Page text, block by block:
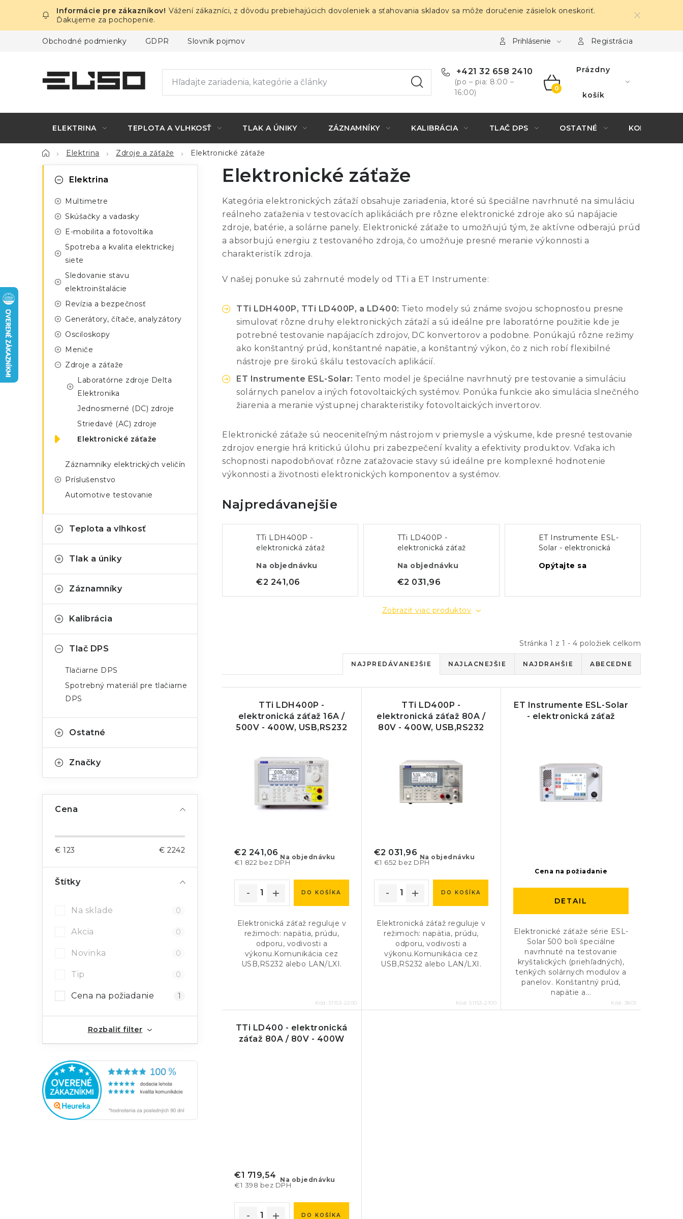
obsah
Vážení zákazníci, z dôvodu prebiehajúcich dovoleniek a sťahovania skladov sa môže doručenie zásielok oneskoriť.
Ďakujeme za pochopenie.
Obchodné podmienky GDPR Slovník pojmov Prihlásenie Registrácia
+421 32 658 2410
(po – pia: 8:00 –
16:00)
NÁKUPNÝ
Prázdny
košík
ELEKTRINA TEPLOTA A VLHKOSŤ TLAK A ÚNIKY ZÁZNAMNÍKY KALIBRÁCIA TLAČ DPS OSTATNÉ KONTAKTY
DomovElektrina Zdroje a záťaže Elektronické záťaže
kategórieElektrina
Multimetre
Skúšačky a vadasky
E-mobilita a fotovoltika
Spotreba a kvalita elektrickej
siete
Sledovanie stavu
elektroinštalácie
Revízia a bezpečnosť
Generátory, čítače, analyzátory
Osciloskopy
Meniče
Zdroje a záťaže
Laboratórne zdroje Delta
Elektronika
Jednosmerné (DC) zdroje
Striedavé (AC) zdroje
Elektronické záťaže
Záznamníky elektrických veličín
Príslušenstvo
Automotive testovanie
Teplota a vlhkosť
Tlak a úniky
Záznamníky
Kalibrácia
Tlač DPS
Tlačiarne DPS
Spotrebný materiál pre tlačiarne
DPS
Ostatné
Značky
Cena
€ 123 € 2242
Štítky
Na sklade 0
Akcia 0
Novinka 0
Tip 0
Cena na požiadanie 1
Rozbaliť filter
Elektronické záťaže
Kategória elektronických záťaží obsahuje zariadenia, ktoré sú špeciálne navrhnuté na simuláciu
reálneho zaťaženia v testovacích aplikáciách pre rôzne elektronické zdroje ako sú napájacie
zdroje, batérie, a solárne panely. Elektronické záťaže to umožňujú tým, že aktívne odberajú prúd
a absorbujú energiu z testovaného zdroja, čo umožňuje presné meranie výkonnosti a
charakteristík zdroja.
V našej ponuke sú zahrnuté modely od TTi a ET Instrumente:
TTi LDH400P, TTi LD400P, a LD400: Tieto modely sú známe svojou schopnosťou presne
simulovať rôzne druhy elektronických záťaží a sú ideálne pre laboratórne použitie kde je
potrebné testovanie napájacích zdrojov, DC konvertorov a podobne. Ponúkajú rôzne režimy
ako konštantný prúd, konštantné napätie, a konštantný výkon, čo z nich robí flexibilné
nástroje pre širokú škálu testovacích aplikácií.
ET Instrumente ESL-Solar: Tento model je špeciálne navrhnutý pre testovanie a simuláciu
solárnych panelov a iných fotovoltaických systémov. Ponúka funkcie ako simulácia slnečného
žiarenia a meranie výstupnej charakteristiky fotovoltaických invertorov.
Elektronické záťaže sú neoceniteľným nástrojom v priemysle a výskume, kde presné testovanie
zdrojov energie hrá kritickú úlohu pri zabezpečení kvality a efektivity produktov. Vďaka ich
schopnosti napodobňovať rôzne zaťažovacie stavy sú ideálne pre komplexné hodnotenie
výkonnosti a životnosti elektronických komponentov a systémov.
Najpredávanejšie
TTi LDH400P -
elektronická záťaž
USB,RS232 LAN/LXI
Na objednávku
€2 241,06
TTi LD400P -
elektronická záťaž
USB,RS232 LAN/LXI
Na objednávku
€2 031,96
ET Instrumente ESL-
Solar - elektronická
Opýtajte sa
Zobraziť viac produktov
Stránka 1 z 1 - 4 položiek celkom
R
a
e
u
o
NAJPREDÁVANEJŠIE NAJLACNEJŠIE NAJDRAHŠIE ABECEDNE
TTi LDH400P -
elektronická záťaž 16A /
500V - 400W, USB,RS232
Na objednávku
€1 822 bez DPH
€2 241,06
DO KOŠÍKA
Elektronická záťaž reguluje v
režimoch: napätia, prúdu,
odporu, vodivosti a
výkonu.Komunikácia cez
USB,RS232 alebo LAN/LXI.
Kód: 51153-2200
TTi LD400P -
elektronická záťaž 80A /
80V - 400W, USB,RS232
Na objednávku
€1 652 bez DPH
€2 031,96
DO KOŠÍKA
Elektronická záťaž reguluje v
režimoch: napätia, prúdu,
odporu, vodivosti a
výkonu.Komunikácia cez
USB,RS232 alebo LAN/LXI.
Kód:51153-2100
ET Instrumente ESL-Solar
- elektronická záťaž
Cena na požiadanie
DETAIL
Elektronické záťaže série ESL-
Solar 500 boli špeciálne
navrhnuté na testovanie
kryštalických (priehľadných),
tenkých solárnych modulov a
panelov. Konštantný prúd,
napätie a...
Kód: 3803
TTi LD400 - elektronická
záťaž 80A / 80V - 400W
Na objednávku
€1 398 bez DPH
€1 719,54
DO KOŠÍKA